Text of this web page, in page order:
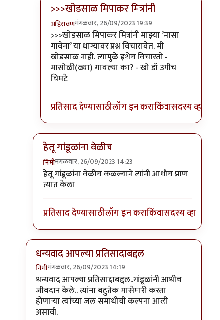
>>>खोडसाळ मिपाकर मित्रांनी
अहिरावणमंगळवार, 26/09/2023 19:39
In reply toआवरा रे यांना.byप्रा.डॉ.दिलीप बिरुटे
>>>खोडसाळ मिपाकर मित्रांनी माझ्या ’मासा
गावेना’ या धाग्यावर प्रश्न विचारावेत. मी
खोडसाळ नाही. त्यामुळे इथेच विचारतो -
मासोळी(ळ्या) गावल्या का? - खो डॉ उगीच
चिमटे
प्रतिसाद देण्यासाठीलॉग इन कराकिंवासदस्य व्हा
हेतू गांडूळांना वेळीच
निमीमंगळवार, 26/09/2023 14:23
In reply toटपोरे गांडुळ आहेत, ही गांडुळंbyगवि
हेतू गांडूळांना वेळीच कळल्याने त्यांनी आधीच प्राण
त्यात केला
प्रतिसाद देण्यासाठीलॉग इन कराकिंवासदस्य व्हा
धन्यवाद आपल्या प्रतिसादाबद्दल
निमीमंगळवार, 26/09/2023 14:19
In reply toछान. खत प्रकल्प आवडला. आमच्याby
धन्यवाद आपल्या प्रतिसादाबद्दल..गांडूळांनी आधीच
जीवदान केले.. त्यांना बहुतेक मासेमारी करता
होणाऱ्या त्यांच्या जल समाधीची कल्पना आली
असावी.